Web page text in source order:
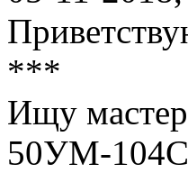
***
Ищу
50УМ-